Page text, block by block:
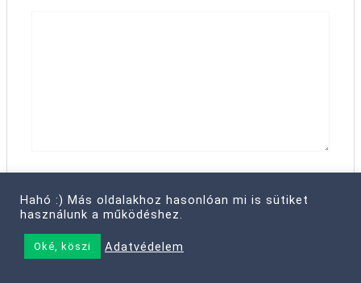
Hahó :) Más oldalakhoz hasonlóan mi is sütiket
használunk a működéshez.
Oké, köszi Adatvédelem